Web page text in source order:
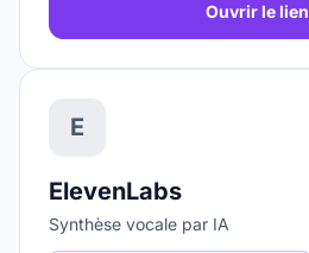
Ouvrir le lien
E
ElevenLabs
Synthèse vocale par IA